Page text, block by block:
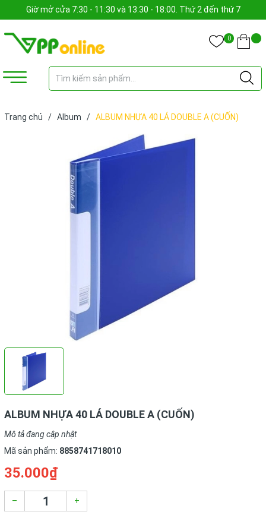
Giờ mở cửa 7:30 - 11:30 và 13:30 - 18:00. Thứ 2 đến thứ 7
0
Trang chủ / Album / ALBUM NHỰA 40 LÁ DOUBLE A (CUỐN)
ALBUM NHỰA 40 LÁ DOUBLE A (CUỐN)
Mô tả đang cập nhật
Mã sản phẩm: 8858741718010
35.000₫
– +